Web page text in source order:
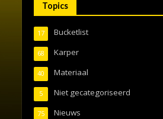
Topics
Bucketlist
17
Karper
68
Materiaal
40
Niet gecategoriseerd
5
Nieuws
75